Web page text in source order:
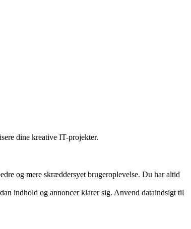
dine kreative IT-projekter.
og mere skræddersyet brugeroplevelse. Du har altid
indhold og annoncer klarer sig. Anvend dataindsigt til